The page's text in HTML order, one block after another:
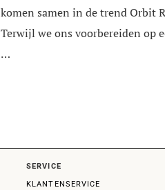
komen samen in de trend Orbit
Terwijl we ons voorbereiden op
…
SERVICE
KLANTENSERVICE